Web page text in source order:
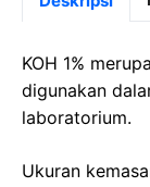
b
o
o
k
d
o
n
KOH 1%
digunakan
laboratorium.
Ukuran